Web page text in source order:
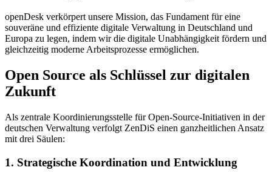
openDesk verkörpert unsere Mission, das Fundament für eine
souveräne und effiziente digitale Verwaltung in Deutschland und
Europa zu legen, indem wir die digitale Unabhängigkeit fördern und
gleichzeitig moderne Arbeitsprozesse ermöglichen.
Open Source als Schlüssel zur digitalen
Zukunft
Als zentrale Koordinierungsstelle für Open-Source-Initiativen in der
deutschen Verwaltung verfolgt ZenDiS einen ganzheitlichen Ansatz
mit drei Säulen:
1. Strategische Koordination und Entwicklung